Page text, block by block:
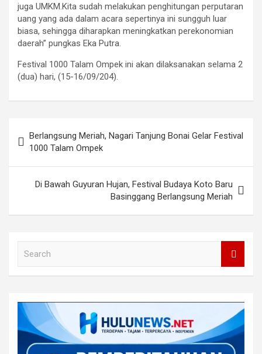
juga UMKM.Kita sudah melakukan penghitungan perputaran
uang yang ada dalam acara sepertinya ini sungguh luar
biasa, sehingga diharapkan meningkatkan perekonomian
daerah” pungkas Eka Putra.
Festival 1000 Talam Ompek ini akan dilaksanakan selama 2
(dua) hari, (15-16/09/204).
navigation
Berlangsung Meriah, Nagari Tanjung Bonai Gelar Festival
1000 Talam Ompek
Di Bawah Guyuran Hujan, Festival Budaya Koto Baru
Basinggang Berlangsung Meriah
h